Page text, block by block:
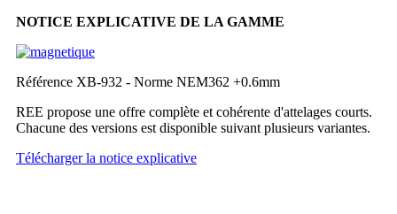
NOTICE EXPLICATIVE DE LA GAMME
Référence XB-932 - Norme NEM362 +0.6mm
REE propose une offre complète et cohérente d'attelages courts.
Chacune des versions est disponible suivant plusieurs variantes.
Télécharger la notice explicative